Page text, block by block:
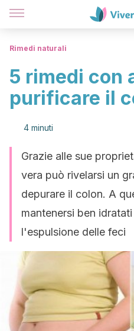
Rimedi naturali
5 rimedi con
purificare il
4 minuti
Grazie alle sue
vera può rivelarsi un
depurare il colon. A
mantenersi ben
l'espulsione delle feci